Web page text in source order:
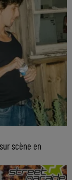
scène en